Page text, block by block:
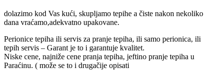
dolazimo kod Vas kući, skupljamo tepihe a čiste nakon nekoliko
dana vraćamo,adekvatno upakovane.
Perionice tepiha ili servis za pranje tepiha, ili samo perionica, ili
tepih servis – Garant je to i garantuje kvalitet.
Niske cene, najniže cene pranja tepiha, jeftino pranje tepiha u
Paraćinu. ( može se to i drugačije opisati